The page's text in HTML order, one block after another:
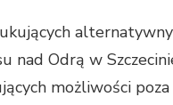
nad Odrą w
możliwości poza